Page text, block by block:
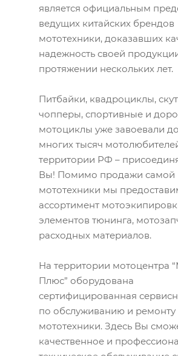
является официальным
ведущих китайских брендов
мототехники, доказавших
надежность своей
протяжении нескольких лет.
Питбайки, квадроциклы,
чопперы, спортивные и
мотоциклы уже завоевали
многих тысяч
территории РФ –
Вы! Помимо продажи самой
мототехники мы
ассортимент
элементов тюнинга,
расходных материалов.
На территории мотоцентра
Плюс” оборудована
сертифицированная
по обслуживанию и ремонту
мототехники. Здесь Вы
качественное и